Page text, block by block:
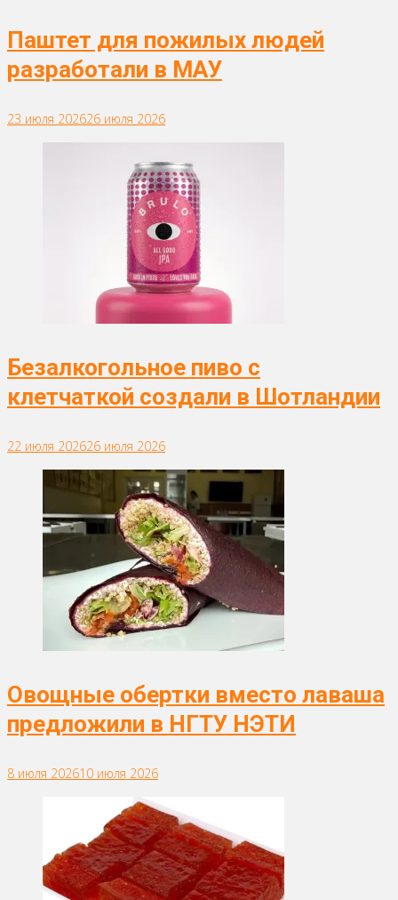
Паштет для пожилых людей
разработали в МАУ
23 июля 202626 июля 2026
Безалкогольное пиво с
клетчаткой создали в Шотландии
22 июля 202626 июля 2026
Овощные обертки вместо лаваша
предложили в НГТУ НЭТИ
8 июля 202610 июля 2026